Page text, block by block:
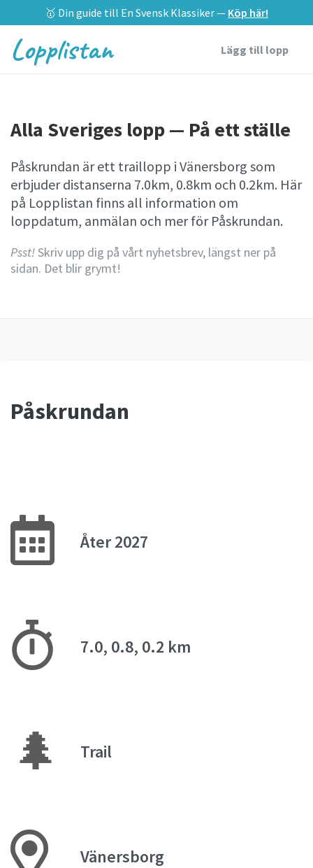
🥇 Din guide till En Svensk Klassiker — Köp här!
Lopplistan Lägg till lopp
Alla Sveriges lopp — På ett ställe
Påskrundan är ett traillopp i Vänersborg som
erbjuder distanserna 7.0km, 0.8km och 0.2km. Här
på Lopplistan finns all information om
loppdatum, anmälan och mer för Påskrundan.
Psst!Skriv upp dig på vårt nyhetsbrev, längst ner på
sidan. Det blir grymt!
Påskrundan
Åter 2027
7.0, 0.8, 0.2 km
🌲 Trail
Vänersborg